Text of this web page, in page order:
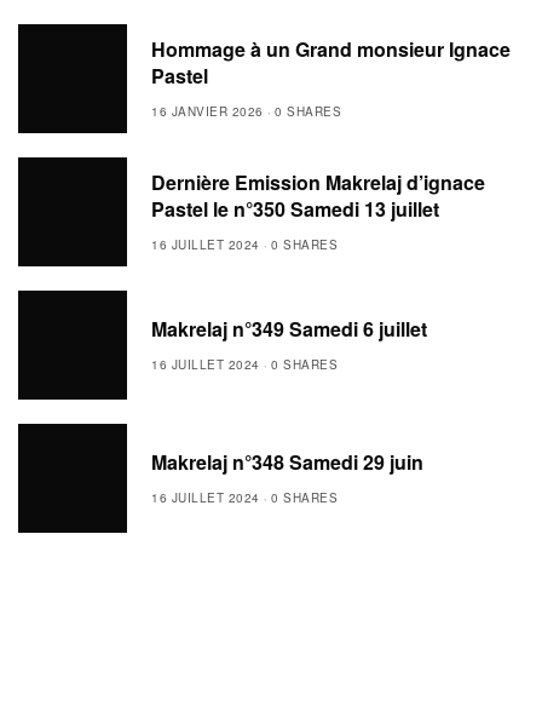
Hommage à un Grand monsieur Ignace
Pastel
16 JANVIER 2026 0 SHARES
Dernière Emission Makrelaj d’ignace
Pastel le n°350 Samedi 13 juillet
16 JUILLET 2024 0 SHARES
Makrelaj n°349 Samedi 6 juillet
16 JUILLET 2024 0 SHARES
Makrelaj n°348 Samedi 29 juin
16 JUILLET 2024 0 SHARES